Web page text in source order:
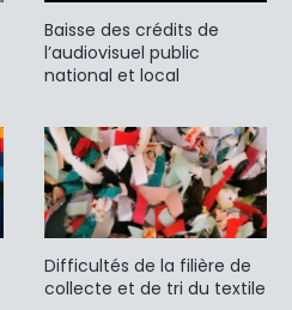
Baisse des crédits de
l’audiovisuel public
national et local
Difficultés de la filière de
collecte et de tri du textile